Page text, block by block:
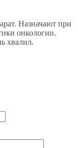
Назначают при
онкологии.
хвалил.